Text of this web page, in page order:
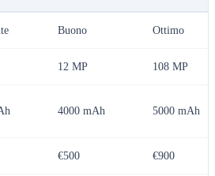
Buono Ottimo
12 MP 108 MP
4000 mAh 5000 mAh
€500 €900